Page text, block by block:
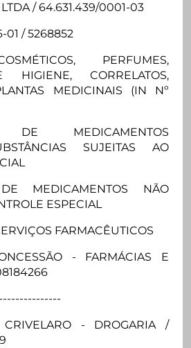
/ 64.631.439/0001-03
01 / 5268852
PERFUMES,
HIGIENE, CORRELATOS,
MEDICINAIS (IN Nº
DE MEDICAMENTOS
SUJEITAS AO
MEDICAMENTOS NÃO
ESPECIAL
FARMACÊUTICOS
- FARMÁCIAS E
CRIVELARO - DROGARIA /